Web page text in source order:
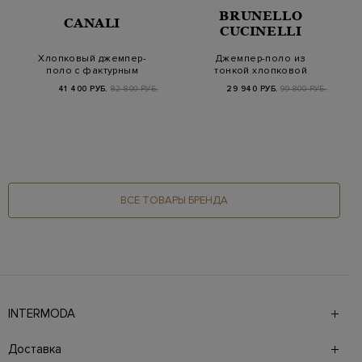
CANALI
Хлопковый джемпер-
поло с фактурным
узором в тон
41 400 РУБ. 82 800 РУБ.
BRUNELLO
CUCINELLI
Джемпер-поло из
тонкой хлопковой
пряжи с контрастным
к…
29 940 РУБ. 99 800 РУБ.
ВСЕ ТОВАРЫ БРЕНДА
INTERMODA
брендов на 4 этажах в самом центре города. На сайте
также презентованы новинки с последних показов и
Доставка